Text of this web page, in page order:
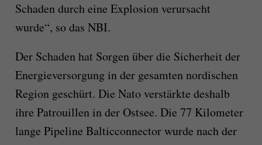
Schaden durch eine Explosion verursacht
wurde“, so das NBI.
Der Schaden hat Sorgen über die Sicherheit der
Energieversorgung in der gesamten nordischen
Region geschürt. Die Nato verstärkte deshalb
ihre Patrouillen in der Ostsee. Die 77 Kilometer
lange Pipeline Balticconnector wurde nach der